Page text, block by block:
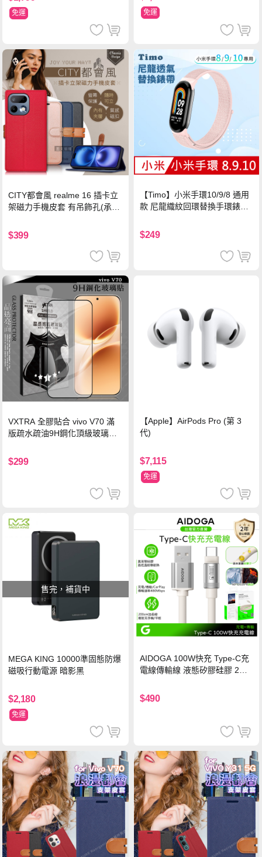
免運 免運
CITY都會風 realme 16 插卡立
架磁力手機皮套 有吊飾孔(承諾
$399
【Timo】小米手環10/9/8 通用
款 尼龍織紋回環替換手環錶帶-
$249
VXTRA 全膠貼合 vivo V70 滿
版疏水疏油9H鋼化頂級玻璃貼
$299
【Apple】AirPods Pro (第 3
代)
$7,115
免運
售完，補貨中
MEGA KING 10000準固態防爆
磁吸行動電源 暗影黑
$2,180
免運
AIDOGA 100W快充 Type-C充
電線傳輸線 液態矽膠硅膠 2M
$490